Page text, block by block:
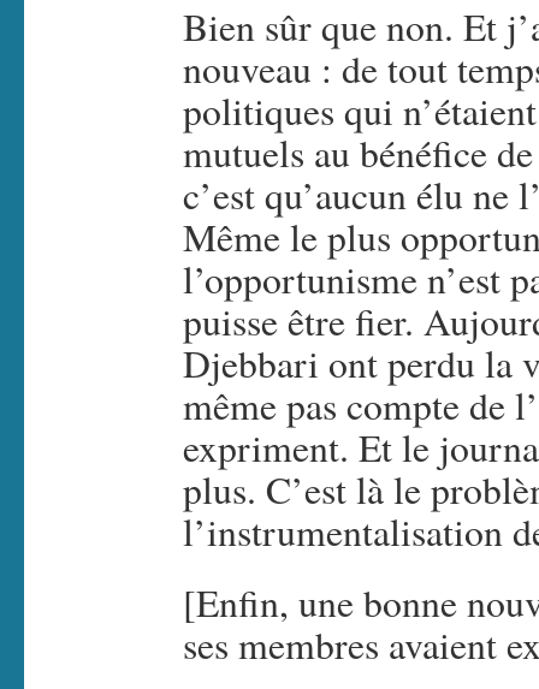
Bien sûr que non. Et
nouveau : de tout
politiques qui
mutuels au bénéfice
c’est qu’aucun élu ne
Même le plus
l’opportunisme n’est
puisse être fier.
Djebbari ont perdu la
même pas compte de
expriment. Et le
plus. C’est là le
l’instrumentalisation
[Enfin, une bonne
ses membres avaient